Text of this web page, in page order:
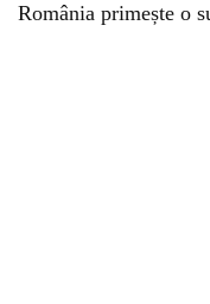
România primește o